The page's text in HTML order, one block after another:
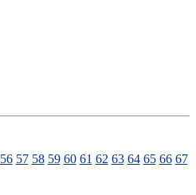
56 57 58 59 60 61 62 63 64 65 66 67